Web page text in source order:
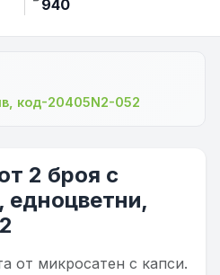
940
код-20405N2-052
2 броя с
едноцветни,
от микросатен с капси.